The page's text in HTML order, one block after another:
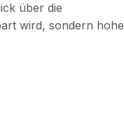
über die
wird, sondern hohe